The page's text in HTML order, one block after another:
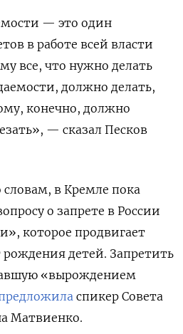
— это один
в работе всей власти
все, что нужно делать
должно делать,
конечно, должно
— сказал Песков
в Кремле пока
о запрете в России
которое продвигает
детей. Запретить
«вырождением
спикер Совета
Матвиенко.